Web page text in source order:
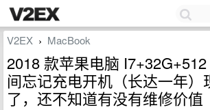
V2EX › MacBook
2018 款苹果电脑
间忘记充电开机（长达一年）
了，还不知道有没有维修价值